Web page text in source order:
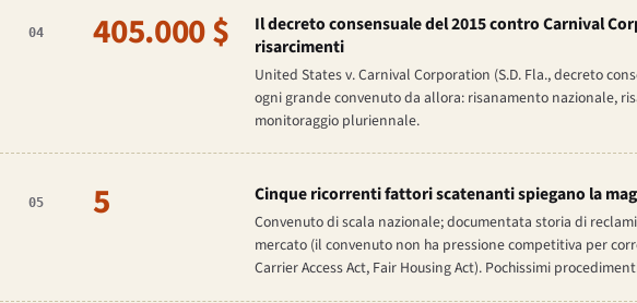
04 405.000 $
Il decreto consensuale del 2015 contro Carnival
risarcimenti
United States v. Carnival Corporation (S.D. Fla., decreto
ogni grande convenuto da allora: risanamento nazionale,
monitoraggio pluriennale.
05 5 Cinque ricorrenti fattori scatenanti spiegano la
Convenuto di scala nazionale; documentata storia di
mercato (il convenuto non ha pressione competitiva per
Carrier Access Act, Fair Housing Act). Pochissimi